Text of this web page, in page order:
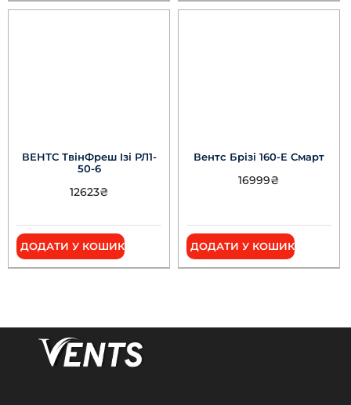
ВЕНТС ТвінФреш Ізі РЛ1-
50-6
12623₴
ДОДАТИ У КОШИК
Вентс Брізі 160-Е Смарт
16999₴
ДОДАТИ У КОШИК